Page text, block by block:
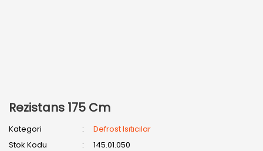
Rezistans 175 Cm
Kategori
Defrost Isıtıcılar
Stok Kodu
145.01.050